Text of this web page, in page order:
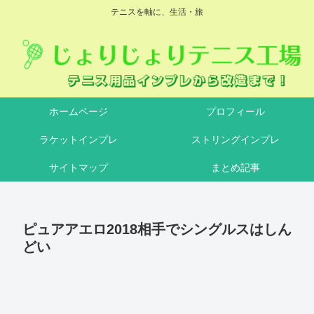
テニスを軸に、生活・旅
ホームページ プロフィール
ラケットインプレ ストリングインプレ
サイトマップ まとめ記事
ピュアアエロ2018相手でシングルスはしん
どい